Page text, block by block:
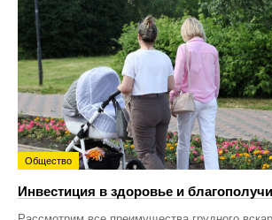
Общество
Инвестиция в здоровье и